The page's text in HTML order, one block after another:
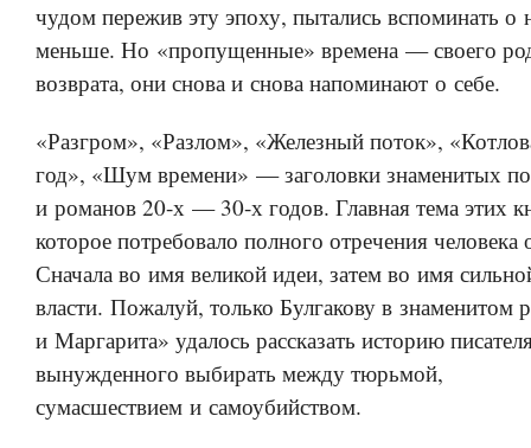
чудом пережив эту эпоху, пытались вспоминать о
меньше. Но «пропущенные» времена — своего
возврата, они снова и снова напоминают о себе.
«Разгром», «Разлом», «Железный поток»,
год», «Шум времени» — заголовки знаменитых
и романов 20-х — 30-х годов. Главная тема этих
которое потребовало полного отречения человека
Сначала во имя великой идеи, затем во имя
власти. Пожалуй, только Булгакову в знаменитом
и Маргарита» удалось рассказать историю
вынужденного выбирать между тюрьмой,
сумасшествием и самоубийством.